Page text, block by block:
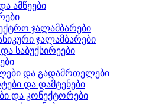
ამწეები
ჯალამბარები
ჯალამბარები
საბუქსირეები
და გადამრთელები
და დამტენები
და კონექტორები